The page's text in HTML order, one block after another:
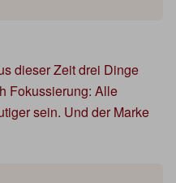
dieser Zeit drei Dinge
Fokussierung: Alle
sein. Und der Marke